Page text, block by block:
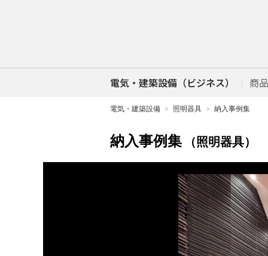
電気・建築設備（ビジネス） 商
電気・建築設備 照明器具 納入事例集
納入事例集 （照明器具）